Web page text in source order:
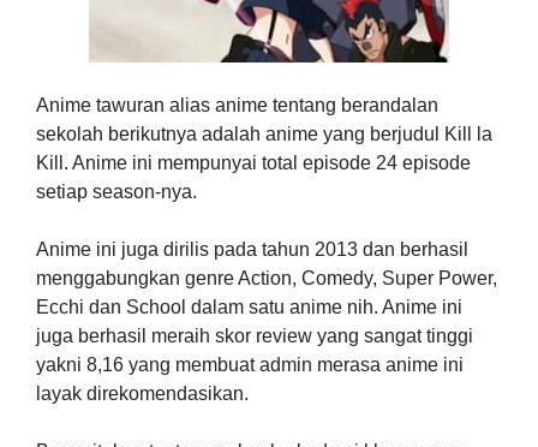
Anime tawuran alias anime tentang berandalan
sekolah berikutnya adalah anime yang berjudul Kill la
Kill. Anime ini mempunyai total episode 24 episode
setiap season-nya.
Anime ini juga dirilis pada tahun 2013 dan berhasil
menggabungkan genre Action, Comedy, Super Power,
Ecchi dan School dalam satu anime nih. Anime ini
juga berhasil meraih skor review yang sangat tinggi
yakni 8,16 yang membuat admin merasa anime ini
layak direkomendasikan.